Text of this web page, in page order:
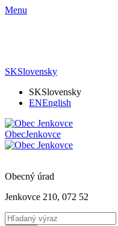
Menu
SKSlovensky
SKSlovensky
ENEnglish
ObecJenkovce
Obecný úrad
Jenkovce 210, 072 52